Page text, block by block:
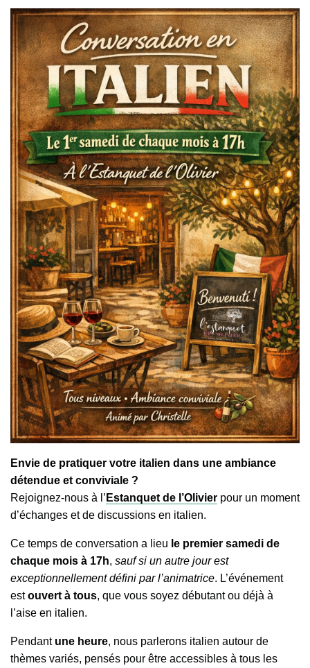
Envie de pratiquer votre italien dans une ambiance
détendue et conviviale ?
Rejoignez-nous à l’ Estanquet de l’Olivierpour un moment
d’échanges et de discussions en italien.
Ce temps de conversation a lieu le premier samedi de
chaque mois à 17h, sauf si un autre jour est
exceptionnellement défini par l’animatrice. L’événement
estouvert à tous, que vous soyez débutant ou déjà à
l’aise en italien.
Pendant une heure, nous parlerons italien autour de
thèmes variés, pensés pour être accessibles à tous les